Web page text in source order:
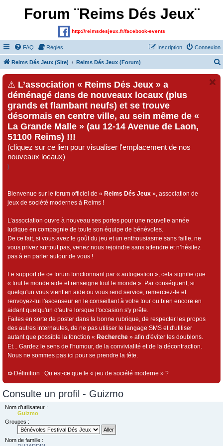
Forum ¨Reims Dés Jeux¨
http://reimsdesjeux.fr/facebook-events
FAQ Règles Connexion
Inscription
Reims Dés Jeux (Site) Reims Dés Jeux (Forum)
⚠ L’association « Reims Dés Jeux » a
déménagé dans de nouveaux locaux (plus
grands et flambant neufs) et se trouve
désormais en centre ville, au sein même de «
La Grande Malle » (au 12-14 Avenue de Laon,
51100 Reims) !!!
(cliquez sur ce lien pour visualiser l'emplacement de nos
nouveaux locaux)
)
Bienvenue sur le forum officiel de « Reims Dés Jeux », association de
jeux de société modernes à Reims !
L’association ouvre à nouveau ses portes pour une nouvelle année
ludique en compagnie de toute son équipe de bénévoles.
De ce fait, si vous avez le goût du jeu et un enthousiasme sans faille, ne
vous privez surtout pas, venez nous rejoindre sans attendre et n’hésitez
pas à en parler autour de vous !
Le support de ce forum fonctionnant par « autogestion », cela signifie que
« tout le monde aide et renseigne tout le monde ». Par conséquent, si
quelqu'un vous vient en aide ou vous rend service, remerciez-le et
renvoyez-lui l'ascenseur en le conseillant à votre tour ou bien encore en
aidant quelqu'un d'autre lorsque l'occasion s'y prête.
Faites en sorte de poster dans la bonne rubrique, de respecter les propos
des autres internautes, de ne pas utiliser le langage SMS et d'utiliser
autant que possible la fonction « Recherche » afin d'éviter les doublons.
Et... Gardez le sens de l'humour, de la convivialité et de la décontraction.
Nous ne sommes pas ici pour se prendre la tête.
➯ Définition : Qu’est-ce que le « jeu de société moderne » ?
Consulte un profil - Guizmo
Nom d’utilisateur :
Guizmo
Groupes :
Nom de famille :